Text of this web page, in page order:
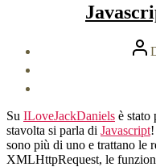
Su ILoveJackDaniels è stato
stavolta si parla di Javascript
sono più di uno e trattano le
XMLHttpRequest, le